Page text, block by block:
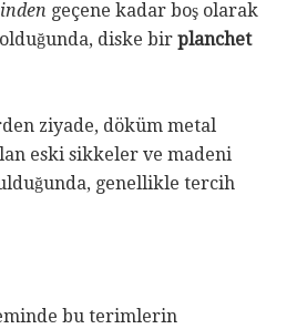
geçene kadar boş olarak
diske bir planchet
ziyade, döküm metal
eski sikkeler ve madeni
genellikle tercih
bu terimlerin